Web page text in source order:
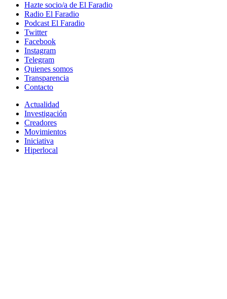
Hazte socio/a de El Faradio
Radio El Faradio
Podcast El Faradio
Twitter
Facebook
Instagram
Telegram
Quienes somos
Transparencia
Contacto
Actualidad
Investigación
Creadores
Movimientos
Iniciativa
Hiperlocal